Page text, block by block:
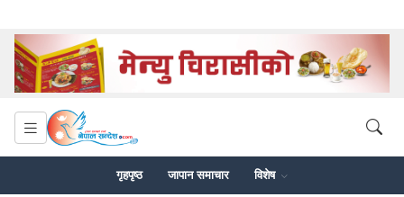
गृहपृष्ठ जापान समाचार विशेष